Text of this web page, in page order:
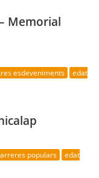
Memorial
esdeveniments
edat
populars
edat